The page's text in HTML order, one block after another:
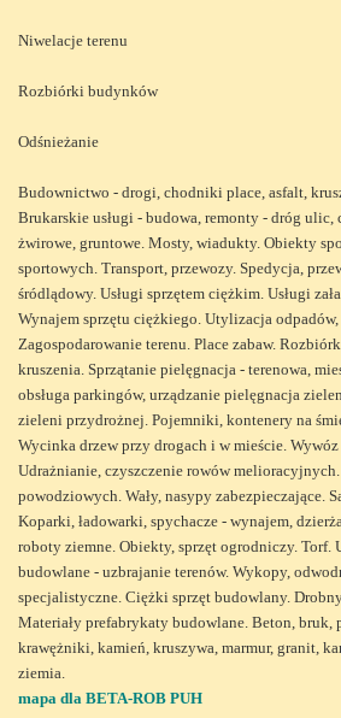
Niwelacje terenu
Rozbiórki budynków
Odśnieżanie
Budownictwo - drogi, chodniki place, asfalt,
Brukarskie usługi - budowa, remonty - dróg ulic,
żwirowe, gruntowe. Mosty, wiadukty. Obiekty
sportowych. Transport, przewozy. Spedycja,
śródlądowy. Usługi sprzętem ciężkim. Usługi
Wynajem sprzętu ciężkiego. Utylizacja odpadów,
Zagospodarowanie terenu. Place zabaw.
kruszenia. Sprzątanie pielęgnacja - terenowa,
obsługa parkingów, urządzanie pielęgnacja
zieleni przydrożnej. Pojemniki, kontenery na
Wycinka drzew przy drogach i w mieście. Wywóz
Udrażnianie, czyszczenie rowów
powodziowych. Wały, nasypy zabezpieczające.
Koparki, ładowarki, spychacze - wynajem,
roboty ziemne. Obiekty, sprzęt ogrodniczy. Torf.
budowlane - uzbrajanie terenów. Wykopy,
specjalistyczne. Ciężki sprzęt budowlany.
Materiały prefabrykaty budowlane. Beton, bruk,
krawężniki, kamień, kruszywa, marmur, granit,
ziemia.
mapa dla BETA-ROB PUH